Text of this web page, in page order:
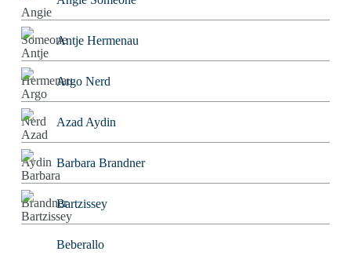
Antje Hermenau
Argo Nerd
Azad Aydin
Barbara Brandner
Bartzissey
Beberallo